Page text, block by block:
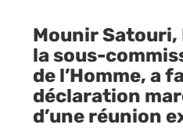
Mounir Satouri,
la sous-
de l’Homme, a
déclaration
d’une réunion